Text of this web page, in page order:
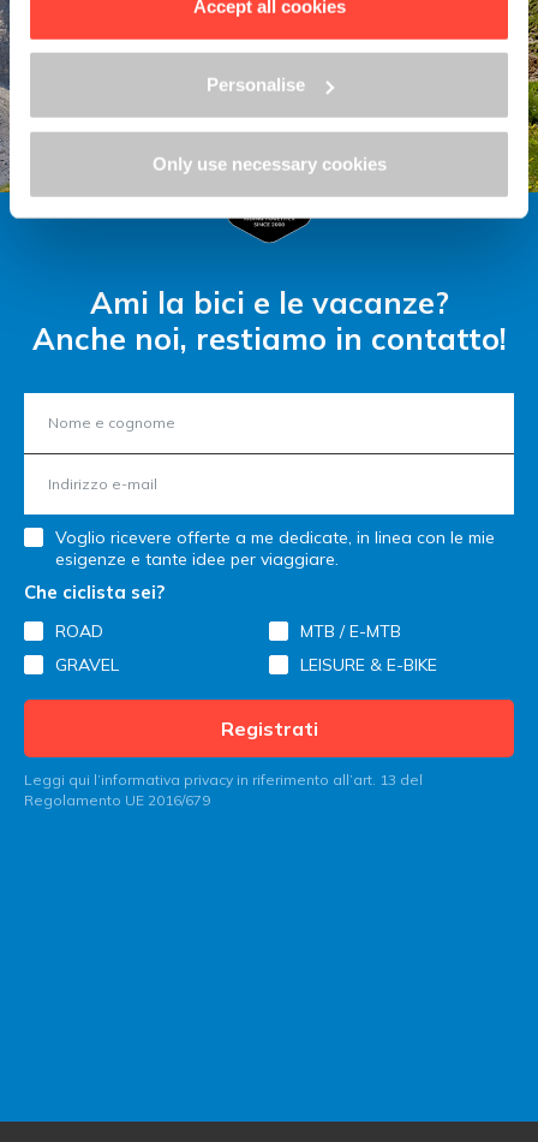
Accept all cookies
Personalise
Only use necessary cookies
Ami la bici e le vacanze?
Anche noi, restiamo in contatto!
Voglio ricevere offerte a me dedicate, in linea con le mie
esigenze e tante idee per viaggiare.
Che ciclista sei?
ROAD
MTB / E-MTB
GRAVEL
LEISURE & E-BIKE
Registrati
Leggi qui l’informativa privacy in riferimento all’art. 13 del
Regolamento UE 2016/679